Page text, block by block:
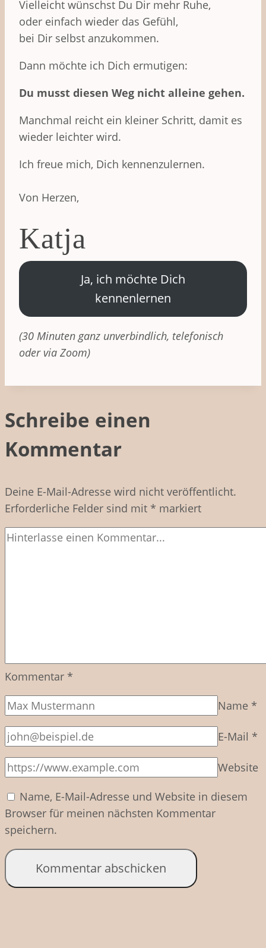
Vielleicht wünschst Du Dir mehr Ruhe,
oder einfach wieder das Gefühl,
bei Dir selbst anzukommen.
Dann möchte ich Dich ermutigen:
Du musst diesen Weg nicht alleine gehen.
Manchmal reicht ein kleiner Schritt, damit es
wieder leichter wird.
Ich freue mich, Dich kennenzulernen.
Von Herzen,
Katja
Ja, ich möchte Dich
kennenlernen
(30 Minuten ganz unverbindlich, telefonisch
oder via Zoom)
Schreibe einen
Kommentar
Deine E-Mail-Adresse wird nicht veröffentlicht.
Erforderliche Felder sind mit * markiert
Kommentar *
Name *
E-Mail *
Website
Name, E-Mail-Adresse und Website in diesem
Browser für meinen nächsten Kommentar
speichern.